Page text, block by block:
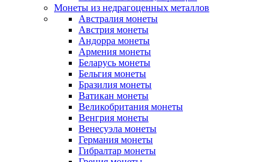
Монеты из недрагоценных металлов
Австралия монеты
Австрия монеты
Андорра монеты
Армения монеты
Беларусь монеты
Бельгия монеты
Бразилия монеты
Ватикан монеты
Великобритания монеты
Венгрия монеты
Венесуэла монеты
Германия монеты
Гибралтар монеты